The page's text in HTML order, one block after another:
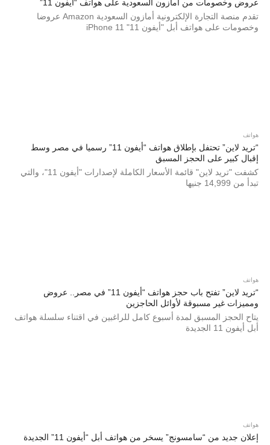
عروض وخصومات من أمازون السعودية على هواتف “أيفون 11”
تقدم منصة التجارة الإلكترونية أمازون السعودية Amazon عروضا
وخصومات على هواتف أبل "أيفون 11" iPhone 11
هواتف
“تريد لاين” تحتفل بإطلاق هواتف “أيفون 11” رسميا في مصر وسط
إقبال كبير على الحجز المسبق
كشفت "تريد لاين" قائمة الأسعار الكاملة لإصدارات "أيفون 11"، والتي
تبدأ من 14,999 جنيها
هواتف
“تريد لاين” تفتح باب حجز هواتف “أيفون 11” في مصر.. عروض
ومميزات غير مسبوقة لأوائل الحاجزين
يتاح الحجز المسبق لمدة أسبوع كامل للراغبين في اقتناء سلسلة هواتف
أبل أيفون 11 الجديدة
هواتف
إعلان جديد من “سامسونج” يسخر من هواتف أبل “أيفون 11” الجديدة